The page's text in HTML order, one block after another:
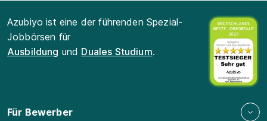
Azubiyo ist eine der führenden Spezial-
Jobbörsen für
Ausbildung und Duales Studium.
Für Bewerber